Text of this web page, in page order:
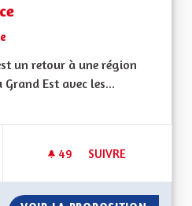
un retour à une région
Est avec les...
: Autres
49 49 ABONNÉS
SUIVRE